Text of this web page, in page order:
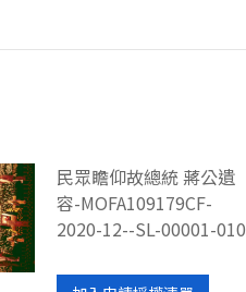
民眾瞻仰故總統 蔣公遺
容-MOFA109179CF-
2020-12--SL-00001-010